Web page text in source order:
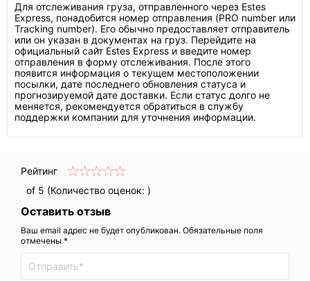
Для отслеживания груза, отправленного через Estes
Express, понадобится номер отправления (PRO number или
Tracking number). Его обычно предоставляет отправитель
или он указан в документах на груз. Перейдите на
официальный сайт Estes Express и введите номер
отправления в форму отслеживания. После этого
появится информация о текущем местоположении
посылки, дате последнего обновления статуса и
прогнозируемой дате доставки. Если статус долго не
меняется, рекомендуется обратиться в службу
поддержки компании для уточнения информации.
Рейтинг
of 5 (Количество оценок: )
Оставить отзыв
Ваш email адрес не будет опубликован. Обязательные поля
отмечены *